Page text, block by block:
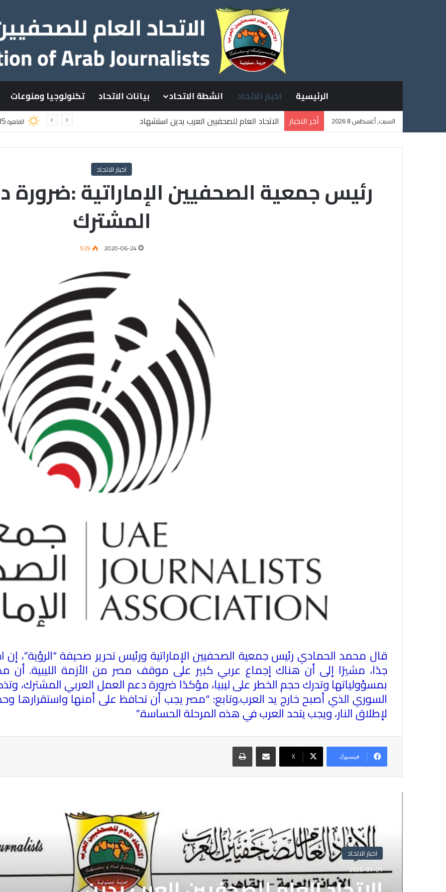
الرئيسية اخبار الاتحاد انشطة الاتحاد بيانات الاتحاد تكنولوجيا ومنوعات
السبت, أغسطس 8 2026 أخر الاخبار
الاتحاد العام للصحفيين العرب يدين استشهاد
القاهرة
اخبار الاتحاد
رئيس جمعية الصحفيين الإماراتية :ضرورة
المشترك
2020-06-24
929
قال محمد الحمادي رئيس جمعية الصحفيين الإماراتية ورئيس تحرير صحيفة “الرؤية”، إن
جدًا، مشيرًا إلى أن هناك إجماع عربي كبير على موقف مصر من الأزمة الليبية. أن
بمسؤولياتها وتدرك حجم الخطر على ليبيا، مؤكدًا ضرورة دعم العمل العربي المشترك،
السوري الذي أصبح خارج يد العرب.وتابع: “مصر يجب أن تحافظ على أمنها واستقرارها
لإطلاق النار، ويجب يتحد العرب في هذه المرحلة الحساسة”.
فيسبوك X
مشاركة عبر البريد طباعة
اخبار الاتحاد
2026-01-21
اخبار الاتحاد
2025-11-05